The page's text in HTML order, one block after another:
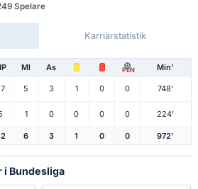
Spelare
Karriärstatistik
Ml As PEN Min'
5 3 1 0 0 748'
1 0 0 0 0 224'
6 3 1 0 0 972'
i Bundesliga